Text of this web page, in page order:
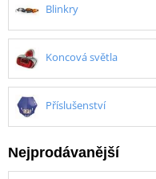
Blinkry
Koncová světla
Příslušenství
Nejprodávanější